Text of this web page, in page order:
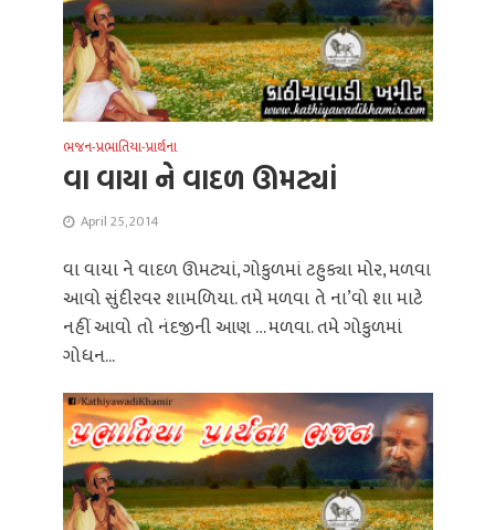
ભજન-પ્રભાતિયા-પ્રાર્થના
વા વાયા ને વાદળ ઊમટ્યાં
April 25, 2014
વા વાયા ને વાદળ ઊમટ્યાં, ગોકુળમાં ટહુક્યા મોર, મળવા
આવો સુંદીરવર શામળિયા. તમે મળવા તે ના’વો શા માટે
નહીં આવો તો નંદજીની આણ … મળવા. તમે ગોકુળમાં
ગોધન...